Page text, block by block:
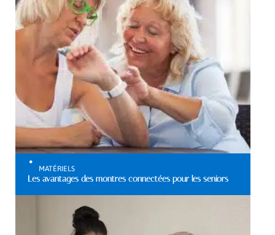
MATÉRIELS
Les avantages des montres connectées pour les seniors